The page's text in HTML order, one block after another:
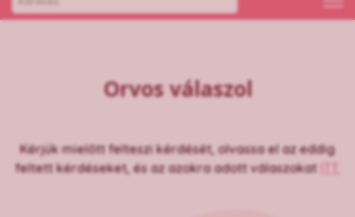
Orvos válaszol
Kérjük mielőtt felteszi kérdését, olvassa el az eddig
feltett kérdéseket, és az azokra adott válaszokat